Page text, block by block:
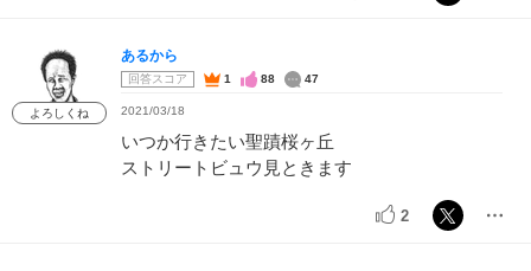
よろしくね
あるから
回答スコア 1 88 47
2021/03/18
いつか行きたい聖蹟桜ヶ丘
ストリートビュウ見ときます
2